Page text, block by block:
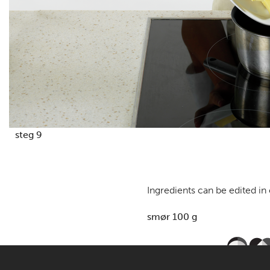
steg 9
Ingredients can be edited
smør 100 g